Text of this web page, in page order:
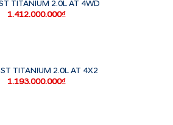
TITANIUM 2.0L AT 4WD
1.412.000.000₫
TITANIUM 2.0L AT 4X2
1.193.000.000₫